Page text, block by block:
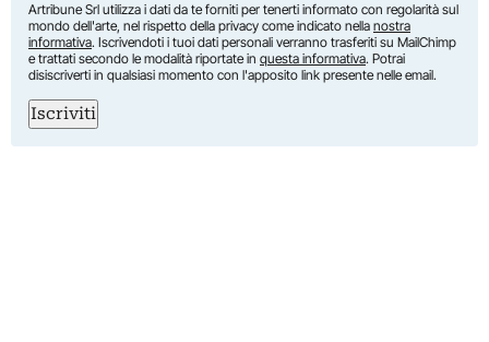
Artribune Srl utilizza i dati da te forniti per tenerti informato con regolarità sul
mondo dell'arte, nel rispetto della privacy come indicato nella nostra
informativa. Iscrivendoti i tuoi dati personali verranno trasferiti su MailChimp
e trattati secondo le modalità riportate in questa informativa. Potrai
disiscriverti in qualsiasi momento con l'apposito link presente nelle email.
Iscriviti